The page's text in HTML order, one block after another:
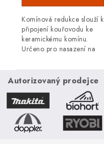
Komínová redukce slouží k
připojení kouřovodu ke
keramickému komínu.
Určeno pro nasazení na
průměru 150 mm. Průměr
komína 200 mm. S těsnící
Autorizovaný prodejce